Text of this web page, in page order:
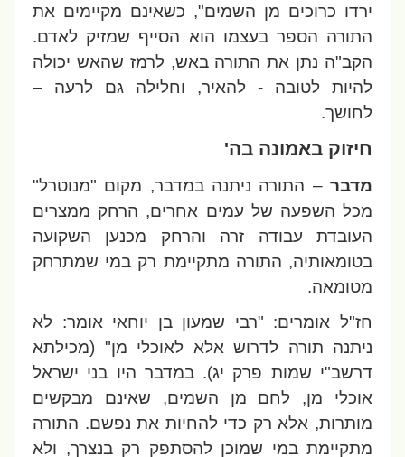
ירדו כרוכים מן השמים", כשאינם מקיימים את
התורה הספר בעצמו הוא הסייף שמזיק לאדם.
הקב"ה נתן את התורה באש, לרמז שהאש יכולה
להיות לטובה - להאיר, וחלילה גם לרעה –
לחושך.
חיזוק באמונה בה'
מדבר– התורה ניתנה במדבר, מקום "מנוטרל"
מכל השפעה של עמים אחרים, הרחק ממצרים
העובדת עבודה זרה והרחק מכנען השקועה
בטומאותיה, התורה מתקיימת רק במי שמתרחק
מטומאה.
חז"ל אומרים: "רבי שמעון בן יוחאי אומר: לא
ניתנה תורה לדרוש אלא לאוכלי מן" (מכילתא
דרשב"י שמות פרק יג). במדבר היו בני ישראל
אוכלי מן, לחם מן השמים,שאינם מבקשים
מותרות, אלא רק כדי להחיות את נפשם.התורה
מתקיימת במי שמוכן להסתפק רק בנצרך, ולא